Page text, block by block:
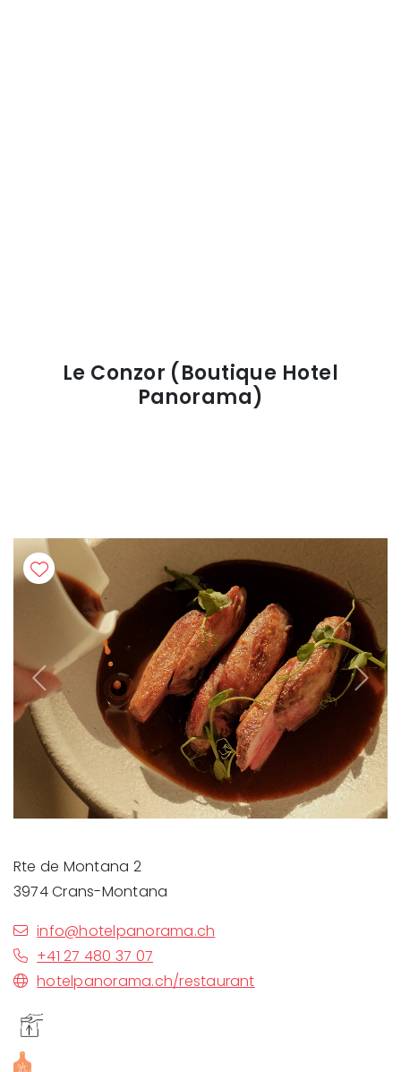
Le Conzor (Boutique Hotel
Panorama)
Previous Next
Rte de Montana 2
3974 Crans-Montana
info@hotelpanorama.ch
+41 27 480 37 07
hotelpanorama.ch/restaurant